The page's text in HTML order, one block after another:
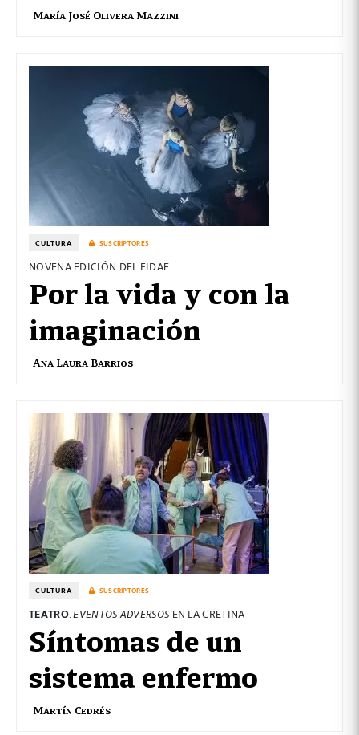
María José Olivera Mazzini
CULTURA SUSCRIPTORES
NOVENA EDICIÓN DEL FIDAE
Por la vida y con la
imaginación
Ana Laura Barrios
CULTURA SUSCRIPTORES
TEATRO.EVENTOS ADVERSOSEN LA CRETINA
Síntomas de un
sistema enfermo
Martín Cedrés